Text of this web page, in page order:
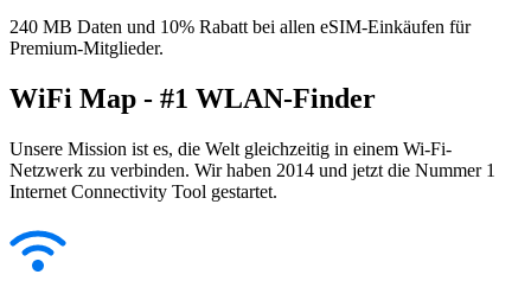
240 MB Daten und 10% Rabatt bei allen eSIM-Einkäufen für
Premium-Mitglieder.
WiFi Map - #1 WLAN-Finder
Unsere Mission ist es, die Welt gleichzeitig in einem Wi-Fi-
Netzwerk zu verbinden. Wir haben 2014 und jetzt die Nummer 1
Internet Connectivity Tool gestartet.